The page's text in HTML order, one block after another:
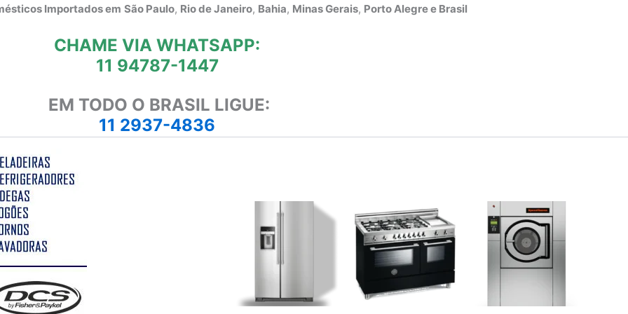
Importados em São Paulo, Rio de Janeiro, Bahia, Minas Gerais, Porto Alegre e Brasil
CHAME VIA WHATSAPP:
11 94787-1447
EM TODO O BRASIL LIGUE:
11 2937-4836